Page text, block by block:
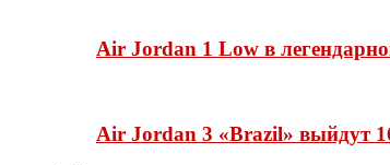
Air Jordan 1 Low в
Air Jordan 3 «Brazil» выйдут